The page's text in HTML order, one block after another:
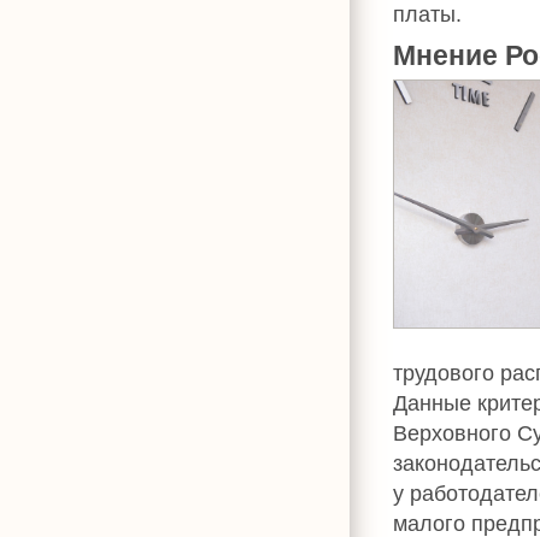
платы.
Мнение
трудового
Данные
Верховного
у
малого